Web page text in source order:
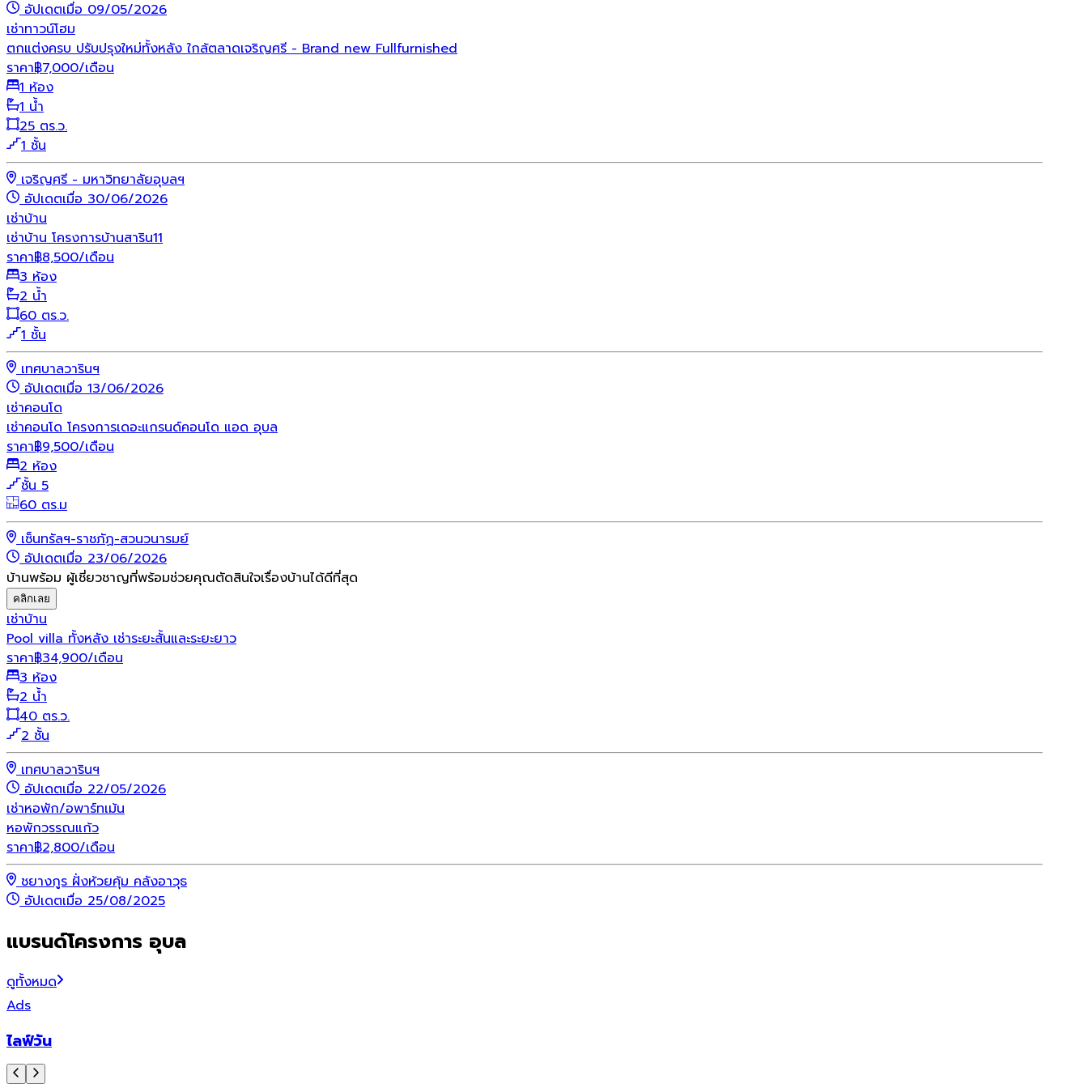
อัปเดตเมื่อ 09/05/2026
เช่าทาวน์โฮม
ตกแต่งครบ ปรับปรุงใหม่ทั้งหลัง ใกล้ตลาดเจริญศรี - Brand new Fullfurnished
ราคา฿7,000/เดือน
1 ห้อง
1 น้ำ
25 ตร.ว.
1 ชั้น
เจริญศรี - มหาวิทยาลัยอุบลฯ
อัปเดตเมื่อ 30/06/2026
เช่าบ้าน
เช่าบ้าน โครงการบ้านสาริน11
ราคา฿8,500/เดือน
3 ห้อง
2 น้ำ
60 ตร.ว.
1 ชั้น
เทศบาลวารินฯ
อัปเดตเมื่อ 13/06/2026
เช่าคอนโด
เช่าคอนโด โครงการเดอะแกรนด์คอนโด แอด อุบล
ราคา฿9,500/เดือน
2 ห้อง
ชั้น 5
60 ตร.ม
เซ็นทรัลฯ-ราชภัฏ-สวนวนารมย์
อัปเดตเมื่อ 23/06/2026
บ้านพร้อม ผู้เชี่ยวชาญที่พร้อมช่วยคุณตัดสินใจเรื่องบ้านได้ดีที่สุด
คลิกเลย
เช่าบ้าน
Pool villa ทั้งหลัง เช่าระยะสั้นและระยะยาว
ราคา฿34,900/เดือน
3 ห้อง
2 น้ำ
40 ตร.ว.
2 ชั้น
เทศบาลวารินฯ
อัปเดตเมื่อ 22/05/2026
เช่าหอพัก/อพาร์ทเม้น
หอพักวรรณแก้ว
ราคา฿2,800/เดือน
ชยางกูร ฝั่งห้วยคุ้ม คลังอาวุธ
อัปเดตเมื่อ 25/08/2025
แบรนด์โครงการ อุบล
ดูทั้งหมด
Ads
ไลฟ์วัน